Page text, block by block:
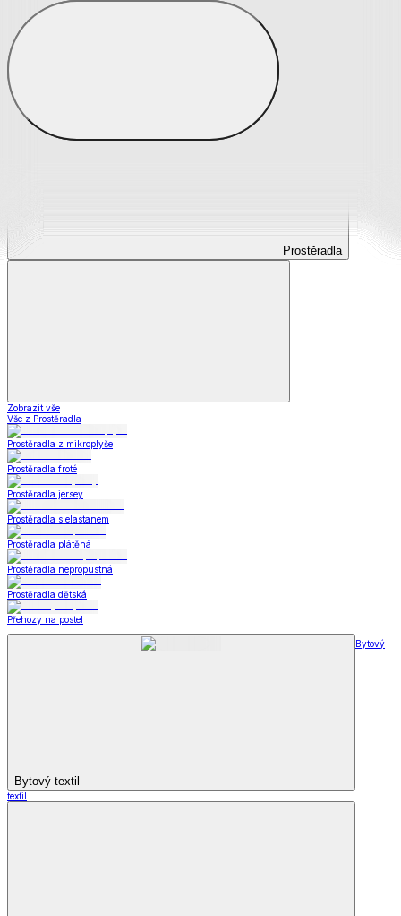
Prostěradla
Prostěradla
Zobrazit vše
Vše z Prostěradla
Prostěradla z mikroplyše
Prostěradla froté
Prostěradla jersey
Prostěradla s elastanem
Prostěradla plátěná
Prostěradla nepropustná
Prostěradla dětská
Přehozy na postel
Bytový textil
Bytový
textil